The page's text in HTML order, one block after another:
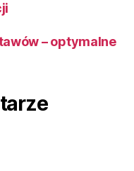
– optymalne